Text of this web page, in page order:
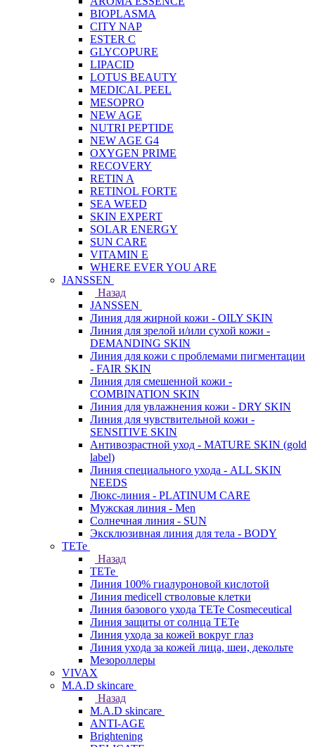
BIOPLASMA
CITY NAP
ESTER C
GLYCOPURE
LIPACID
LOTUS BEAUTY
MEDICAL PEEL
MESOPRO
NEW AGE
NUTRI PEPTIDE
NEW AGE G4
OXYGEN PRIME
RECOVERY
RETIN A
RETINOL FORTE
SEA WEED
SKIN EXPERT
SOLAR ENERGY
SUN CARE
VITAMIN E
WHERE EVER YOU ARE
JANSSEN
Назад
JANSSEN
Линия для жирной кожи - OILY SKIN
Линия для зрелой и/или сухой кожи -
DEMANDING SKIN
Линия для кожи с проблемами пигментации
- FAIR SKIN
Линия для смешенной кожи -
COMBINATION SKIN
Линия для увлажнения кожи - DRY SKIN
Линия для чувствительной кожи -
SENSITIVE SKIN
Антивозрастной уход - MATURE SKIN (gold
label)
Линия специального ухода - ALL SKIN
NEEDS
Люкс-линия - PLATINUM CARE
Мужская линия - Men
Солнечная линия - SUN
Эксклюзивная линия для тела - BODY
TETe
Назад
TETe
Линия 100% гиалуроновой кислотой
Линия medicell стволовые клетки
Линия базового ухода TETe Cosmeceutical
Линия защиты от солнца TETe
Линия ухода за кожей вокруг глаз
Линия ухода за кожей лица, шеи, декольте
Мезороллеры
VIVAX
M.A.D skincare
Назад
M.A.D skincare
ANTI-AGE
Brightening